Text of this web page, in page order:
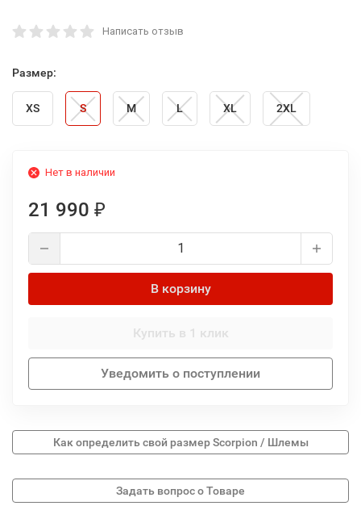
Написать отзыв
Размер:
XS S M L XL 2XL
Нет в наличии
21 990 ₽
В корзину
Купить в 1 клик
Уведомить о поступлении
Как определить свой размер Scorpion / Шлемы